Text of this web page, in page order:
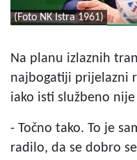
(Foto NK Istra 1961)
Na planu izlaznih
najbogatiji prijelazni
iako isti službeno
- Točno tako. To je
radilo, da se dobro